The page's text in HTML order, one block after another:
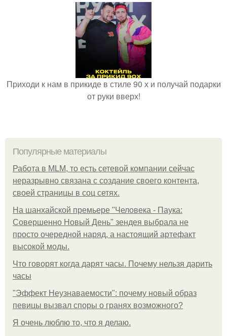
Приходи к нам в прикиде в стиле 90 х и получай подарки
от руки вверх!
Популярные материалы
Работа в MLM, то есть сетевой компании сейчас
неразрывно связана с создание своего контента,
своей страницы в соц сетях.
На шанхайской премьере "Человека - Паука:
Совершенно Новый День" зендея выбрала не
просто очередной наряд, а настоящий артефакт
высокой моды.
Что говорят когда дарят часы. Почему нельзя дарить
часы
"Эффект Неузнаваемости": почему новый образ
певицы вызвал споры о гранях возможного?
Я очень люблю то, что я делаю.